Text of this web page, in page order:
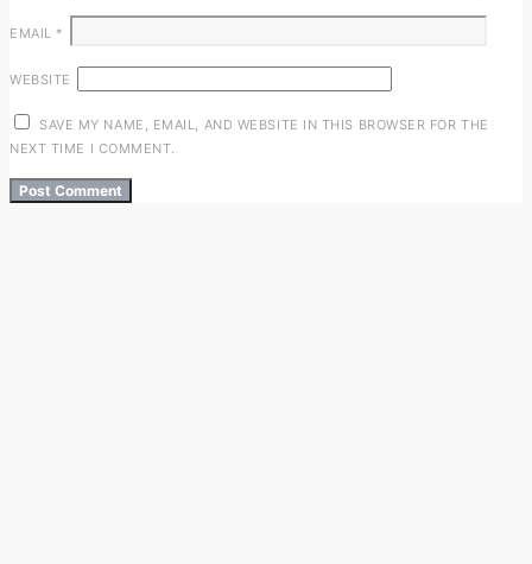
EMAIL *
WEBSITE
SAVE MY NAME, EMAIL, AND WEBSITE IN THIS BROWSER FOR THE
NEXT TIME I COMMENT.